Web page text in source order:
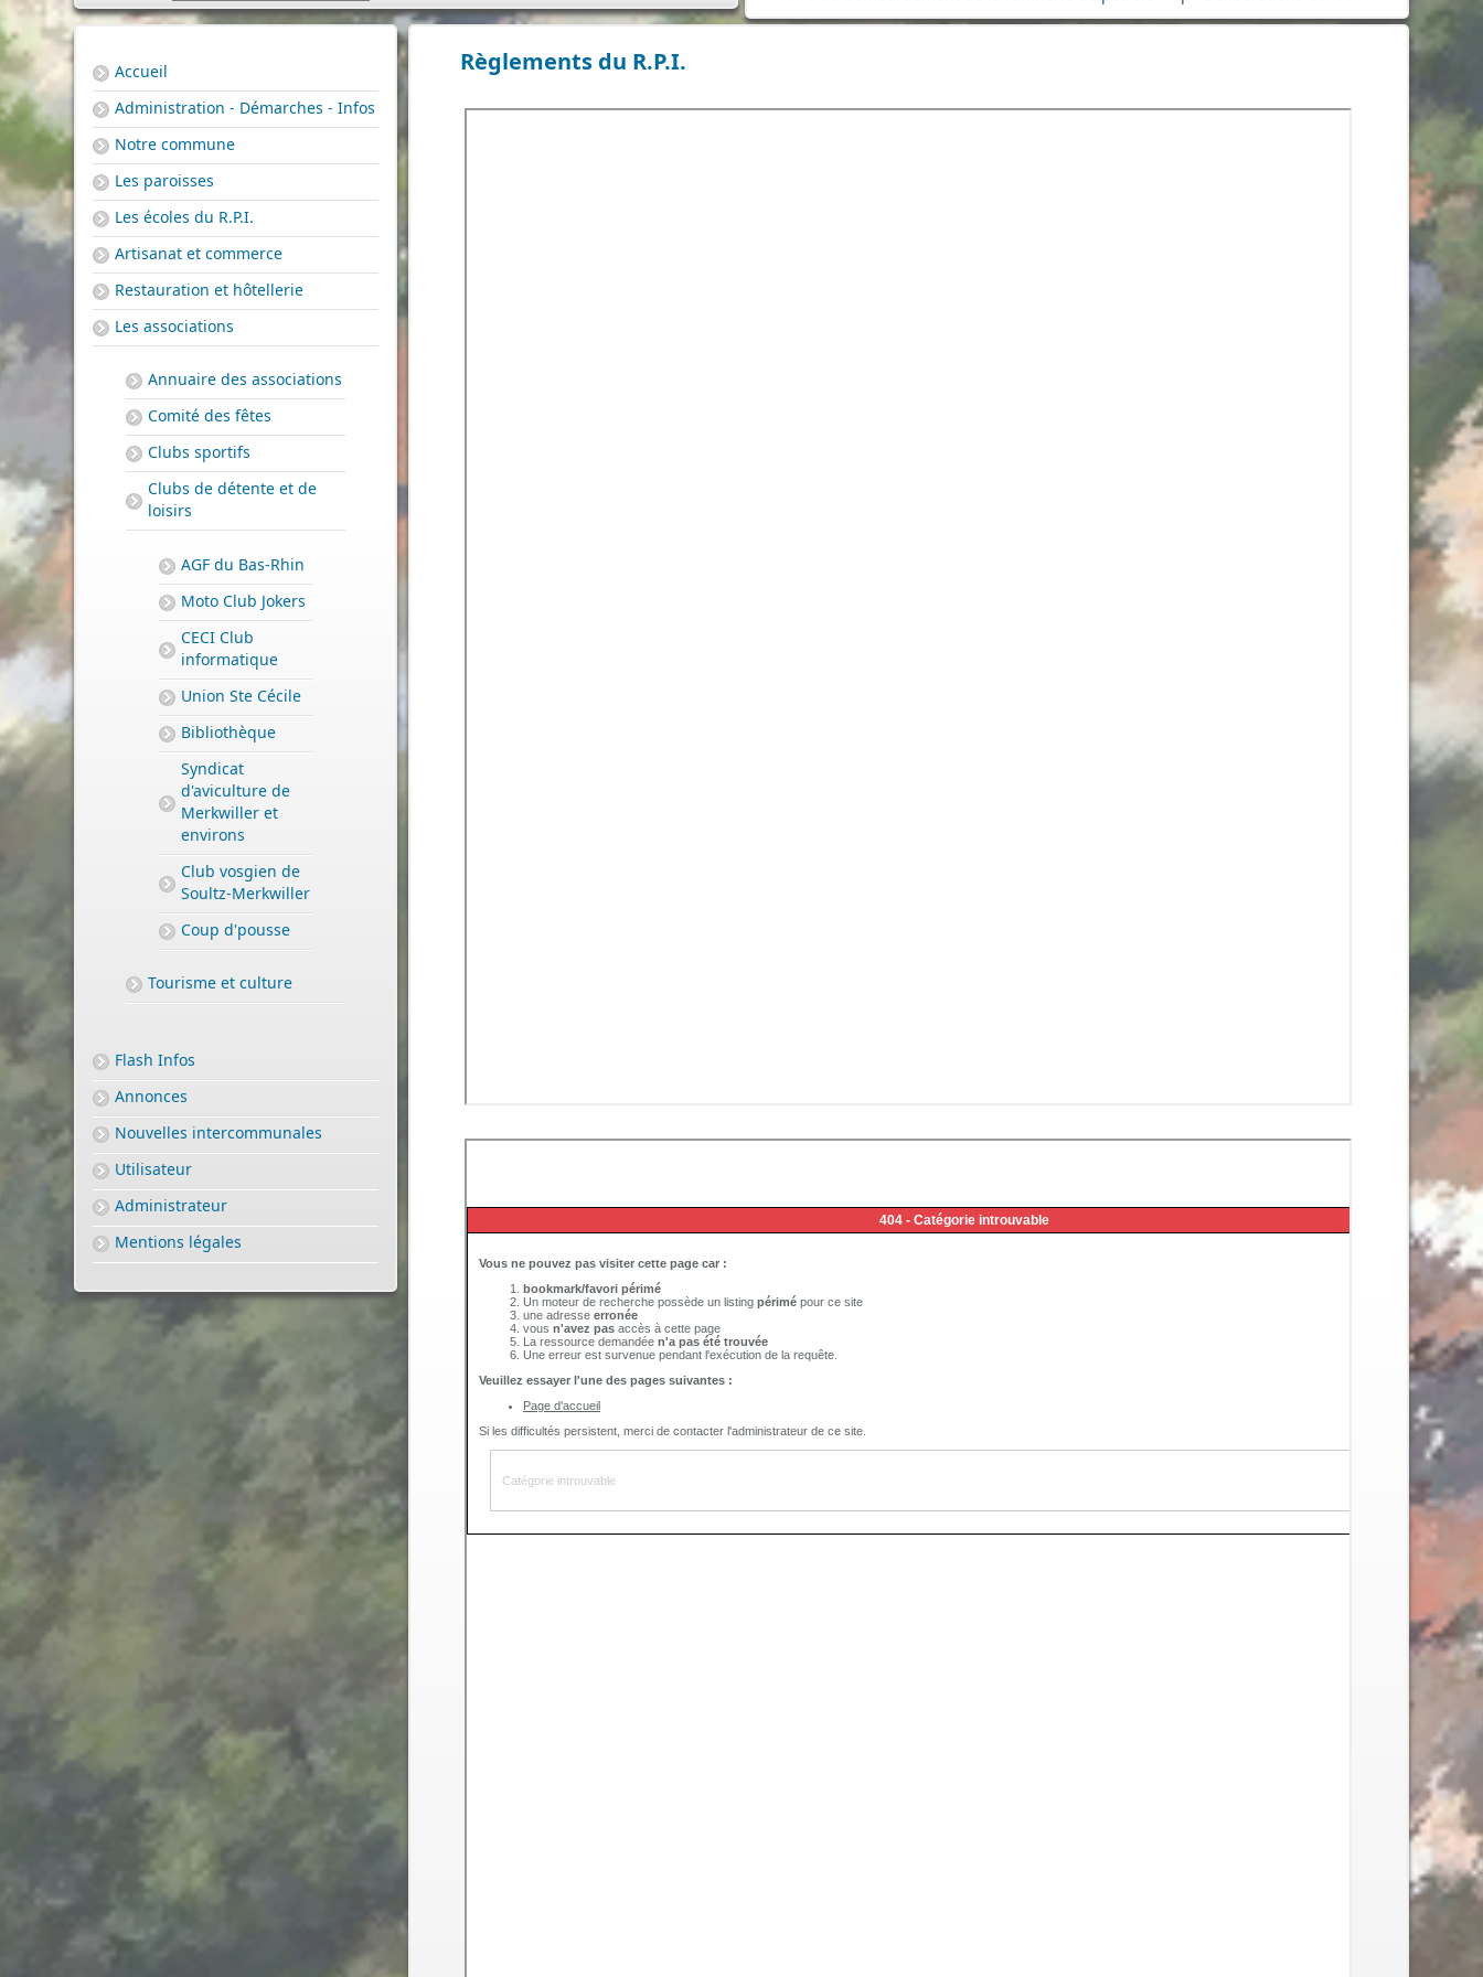
Accueil
Administration - Démarches - Infos
Notre commune
Les paroisses
Les écoles du R.P.I.
Artisanat et commerce
Restauration et hôtellerie
Les associations
Annuaire des associations
Comité des fêtes
Clubs sportifs
Clubs de détente et de
loisirs
AGF du Bas-Rhin
Moto Club Jokers
CECI Club
informatique
Union Ste Cécile
Bibliothèque
Syndicat
d'aviculture de
Merkwiller et
environs
Club vosgien de
Soultz-Merkwiller
Coup d'pousse
Tourisme et culture
Flash Infos
Annonces
Nouvelles intercommunales
Utilisateur
Administrateur
Mentions légales
Règlements du R.P.I.